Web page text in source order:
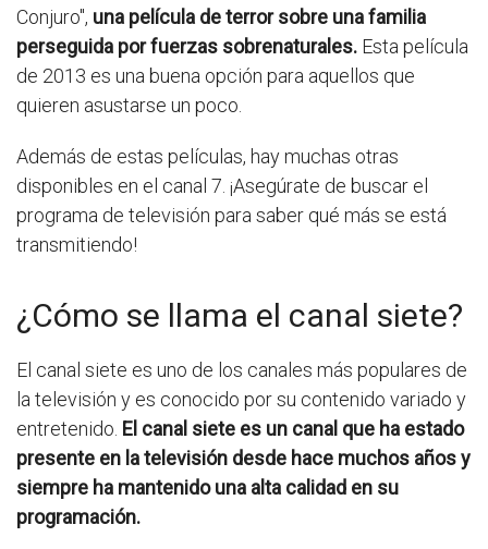
Conjuro", una película de terror sobre una familia
perseguida por fuerzas sobrenaturales. Esta película
de 2013 es una buena opción para aquellos que
quieren asustarse un poco.
Además de estas películas, hay muchas otras
disponibles en el canal 7. ¡Asegúrate de buscar el
programa de televisión para saber qué más se está
transmitiendo!
¿Cómo se llama el canal siete?
El canal siete es uno de los canales más populares de
la televisión y es conocido por su contenido variado y
entretenido. El canal siete es un canal que ha estado
presente en la televisión desde hace muchos años y
siempre ha mantenido una alta calidad en su
programación.